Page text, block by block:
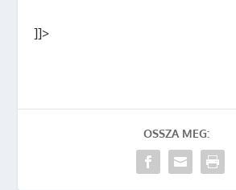
]]>
OSSZA MEG: